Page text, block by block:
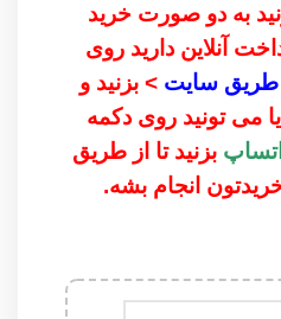
به دو صورت خرید
آنلاین دارید روی
طریق سایت> بزنید و
می تونید روی دکمه
بزنید تا از طریق
انجام بشه.